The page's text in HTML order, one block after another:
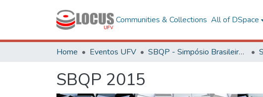
Communities & Collections All of DSpace
Home Eventos UFV SBQP - Simpósio Brasileiro de Qualidade do Projeto no Ambiente Construído
SBQP 2015